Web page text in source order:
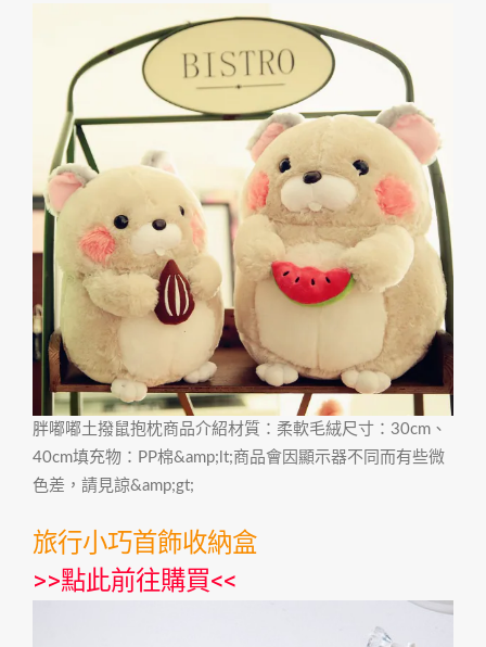
胖嘟嘟土撥鼠抱枕商品介紹材質：柔軟毛絨尺寸：30cm、
40cm填充物：PP棉&amp;lt;商品會因顯示器不同而有些微
色差，請見諒&amp;gt;
旅行小巧首飾收納盒
>>點此前往購買<<